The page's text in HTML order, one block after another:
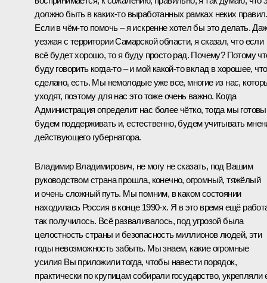
должно быть в каких-то выработанных рамках неких правил.
Если в чём-то помочь – я искренне хотел бы это делать.
уезжая с территории Самарской области, я сказал, что если
всё будет хорошо, то я буду просто рад. Почему? Потому
буду говорить когда-то – и мой какой-то вклад в хорошее, что
сделано, есть. Мы немолодые уже все, многие из нас,
уходят, поэтому для нас это тоже очень важно. Когда
Администрация определит нас более чётко, тогда мы готовы
будем поддерживать и, естественно, будем учитывать
действующего губернатора.
Владимир Владимирович, не могу не сказать, под Вашим
руководством страна прошла, конечно, огромный, тяжёлый
и очень сложный путь. Мы помним, в каком состоянии
находилась Россия в конце 1990-х. Я в это время ещё
так получилось. Всё разваливалось, под угрозой была
целостность страны и безопасность миллионов людей, эти
годы невозможность забыть. Мы знаем, какие огромные
усилия Вы приложили тогда, чтобы навести порядок,
практически по крупицам собирали государство, укрепляли